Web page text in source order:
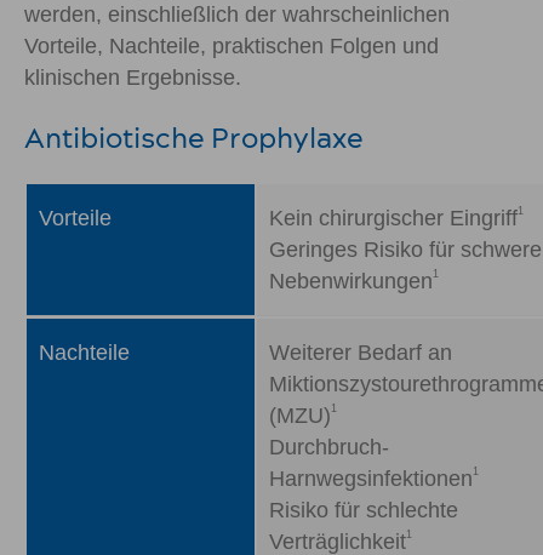
werden, einschließlich der wahrscheinlichen
Vorteile, Nachteile, praktischen Folgen und
klinischen Ergebnisse.
Antibiotische Prophylaxe
Vorteile Kein chirurgischer Eingriff1
Geringes Risiko für schwere
Nebenwirkungen 1
Nachteile
Weiterer Bedarf an
(MZU) 1
Durchbruch-
Harnwegsinfektionen 1
Risiko für schlechte
Verträglichkeit1